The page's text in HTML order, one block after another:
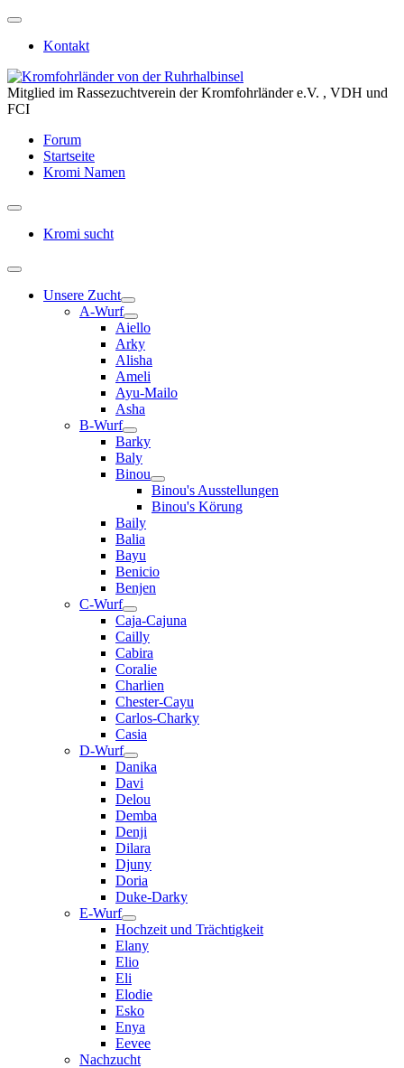
Kontakt
Mitglied im Rassezuchtverein der Kromfohrländer e.V. , VDH und
FCI
Forum
Startseite
Kromi Namen
Kromi sucht
Unsere Zucht
A-Wurf
Aiello
Arky
Alisha
Ameli
Ayu-Mailo
Asha
B-Wurf
Barky
Baly
Binou
Binou's Ausstellungen
Binou's Körung
Baily
Balia
Bayu
Benicio
Benjen
C-Wurf
Caja-Cajuna
Cailly
Cabira
Coralie
Charlien
Chester-Cayu
Carlos-Charky
Casia
D-Wurf
Danika
Davi
Delou
Demba
Denji
Dilara
Djuny
Doria
Duke-Darky
E-Wurf
Hochzeit und Trächtigkeit
Elany
Elio
Eli
Elodie
Esko
Enya
Eevee
Nachzucht